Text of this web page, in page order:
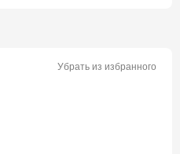
Убрать из избранного